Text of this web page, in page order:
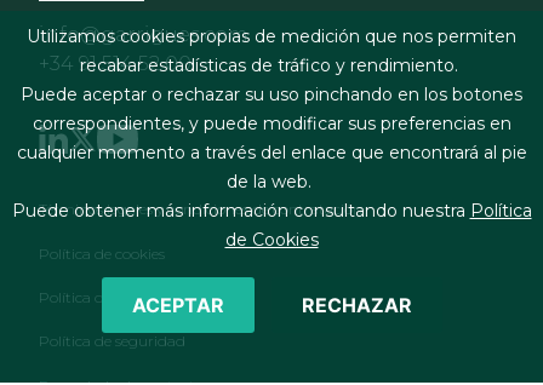
info@garrigues.com
+34 91 514 52 00
Footer menu
Términos legales y condiciones de contratación
Política de cookies
Política de privacidad
Política de seguridad
Utilizamos cookies propias de medición que nos permiten
recabar estadísticas de tráfico y rendimiento.
Puede aceptar o rechazar su uso pinchando en los botones
correspondientes, y puede modificar sus preferencias en
cualquier momento a través del enlace que encontrará al pie
de la web.
Puede obtener más información consultando nuestra Política
de Cookies
ACEPTAR RECHAZAR